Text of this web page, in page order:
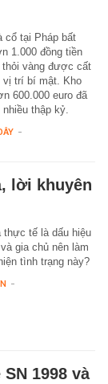
cổ tại Pháp bất
1.000 đồng tiền
thỏi vàng được cất
vị trí bí mật. Kho
600.000 euro đã
thập kỷ.
-
lời khuyên
thực tế là dấu hiệu
gia chủ nên làm
tình trạng này?
-
1998 và